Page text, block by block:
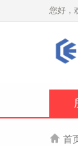
您好，
 首